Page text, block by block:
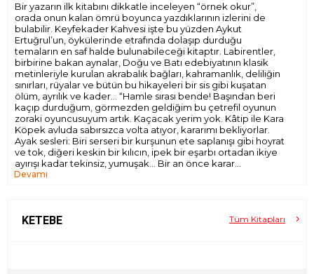
Bir yazarın ilk kitabını dikkatle inceleyen “örnek okur”,
orada onun kalan ömrü boyunca yazdıklarının izlerini de
bulabilir. Keyfekader Kahvesi işte bu yüzden Aykut
Ertuğrul’un, öykülerinde etrafında dolaşıp durduğu
temaların en saf halde bulunabileceği kitaptır. Labirentler,
birbirine bakan aynalar, Doğu ve Batı edebiyatının klasik
metinleriyle kurulan akrabalık bağları, kahramanlık, deliliğin
sınırları, rüyalar ve bütün bu hikayeleri bir sis gibi kuşatan
ölüm, ayrılık ve kader... “Hamle sırası bende! Başından beri
kaçıp durduğum, görmezden geldiğim bu çetrefil oyunun
zoraki oyuncusuyum artık. Kaçacak yerim yok. Kâtip ile Kara
Köpek avluda sabırsızca volta atıyor, kararımı bekliyorlar.
Ayak sesleri: Biri serseri bir kurşunun ete saplanışı gibi hoyrat
ve tok, diğeri keskin bir kılıcın, ipek bir eşarbı ortadan ikiye
ayırışı kadar tekinsiz, yumuşak… Bir an önce karar
vermeliyim.”
Devamı
KETEBE Tüm Kitapları